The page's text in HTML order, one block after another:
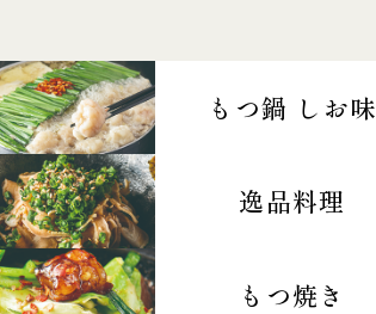
もつ鍋 しお味
逸品料理
もつ焼き